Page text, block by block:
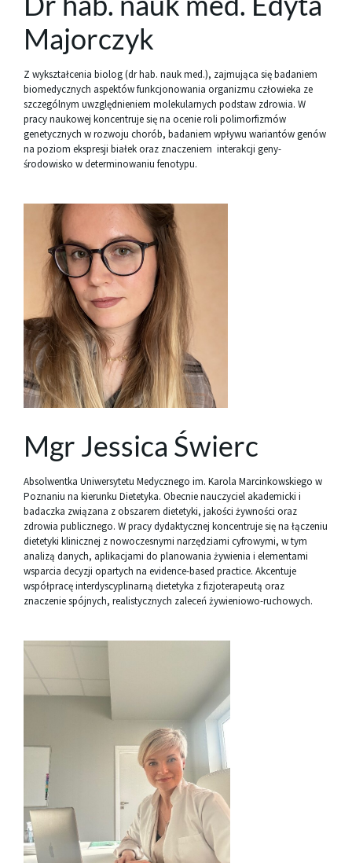
Majorczyk
Z wykształcenia biolog (dr hab. nauk med.), zajmująca się badaniem
biomedycznych aspektów funkcjonowania organizmu człowieka ze
szczególnym uwzględnieniem molekularnych podstaw zdrowia. W
pracy naukowej koncentruje się na ocenie roli polimorfizmów
genetycznych w rozwoju chorób, badaniem wpływu wariantów genów
na poziom ekspresji białek oraz znaczeniem interakcji geny-
środowisko w determinowaniu fenotypu.
Mgr Jessica Świerc
Absolwentka Uniwersytetu Medycznego im. Karola Marcinkowskiego w
Poznaniu na kierunku Dietetyka. Obecnie nauczyciel akademicki i
badaczka związana z obszarem dietetyki, jakości żywności oraz
zdrowia publicznego. W pracy dydaktycznej koncentruje się na łączeniu
dietetyki klinicznej z nowoczesnymi narzędziami cyfrowymi, w tym
analizą danych, aplikacjami do planowania żywienia i elementami
wsparcia decyzji opartych na evidence-based practice. Akcentuje
współpracę interdyscyplinarną dietetyka z fizjoterapeutą oraz
znaczenie spójnych, realistycznych zaleceń żywieniowo-ruchowych.